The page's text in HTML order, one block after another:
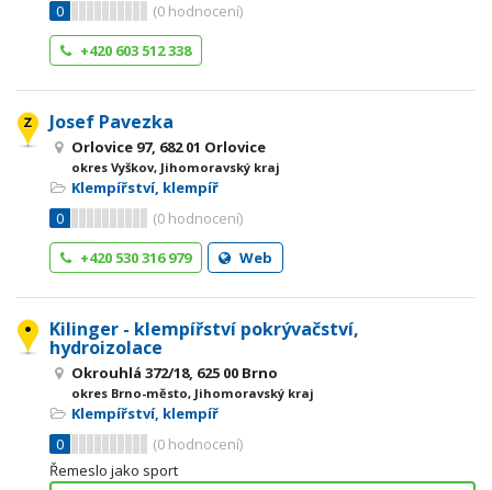
0
(0 hodnocení)
+420 603 512 338
Josef Pavezka
Orlovice 97, 682 01 Orlovice
okres Vyškov, Jihomoravský kraj
Klempířství, klempíř
0
(0 hodnocení)
+420 530 316 979
Web
Kilinger - klempířství pokrývačství,
hydroizolace
Okrouhlá 372/18, 625 00 Brno
okres Brno-město, Jihomoravský kraj
Klempířství, klempíř
0
(0 hodnocení)
Řemeslo jako sport